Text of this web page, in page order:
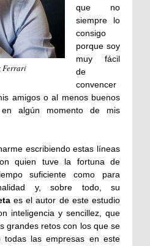
Ferrari
que no
siempre lo
consigo
porque soy
muy fácil
de
convencer
amigos o al menos buenos
algún momento de mis
escribiendo estas líneas
quien tuve la fortuna de
suficiente como para
y, sobre todo, su
es el autor de este estudio
inteligencia y sencillez, que
grandes retos con los que se
todas las empresas en este